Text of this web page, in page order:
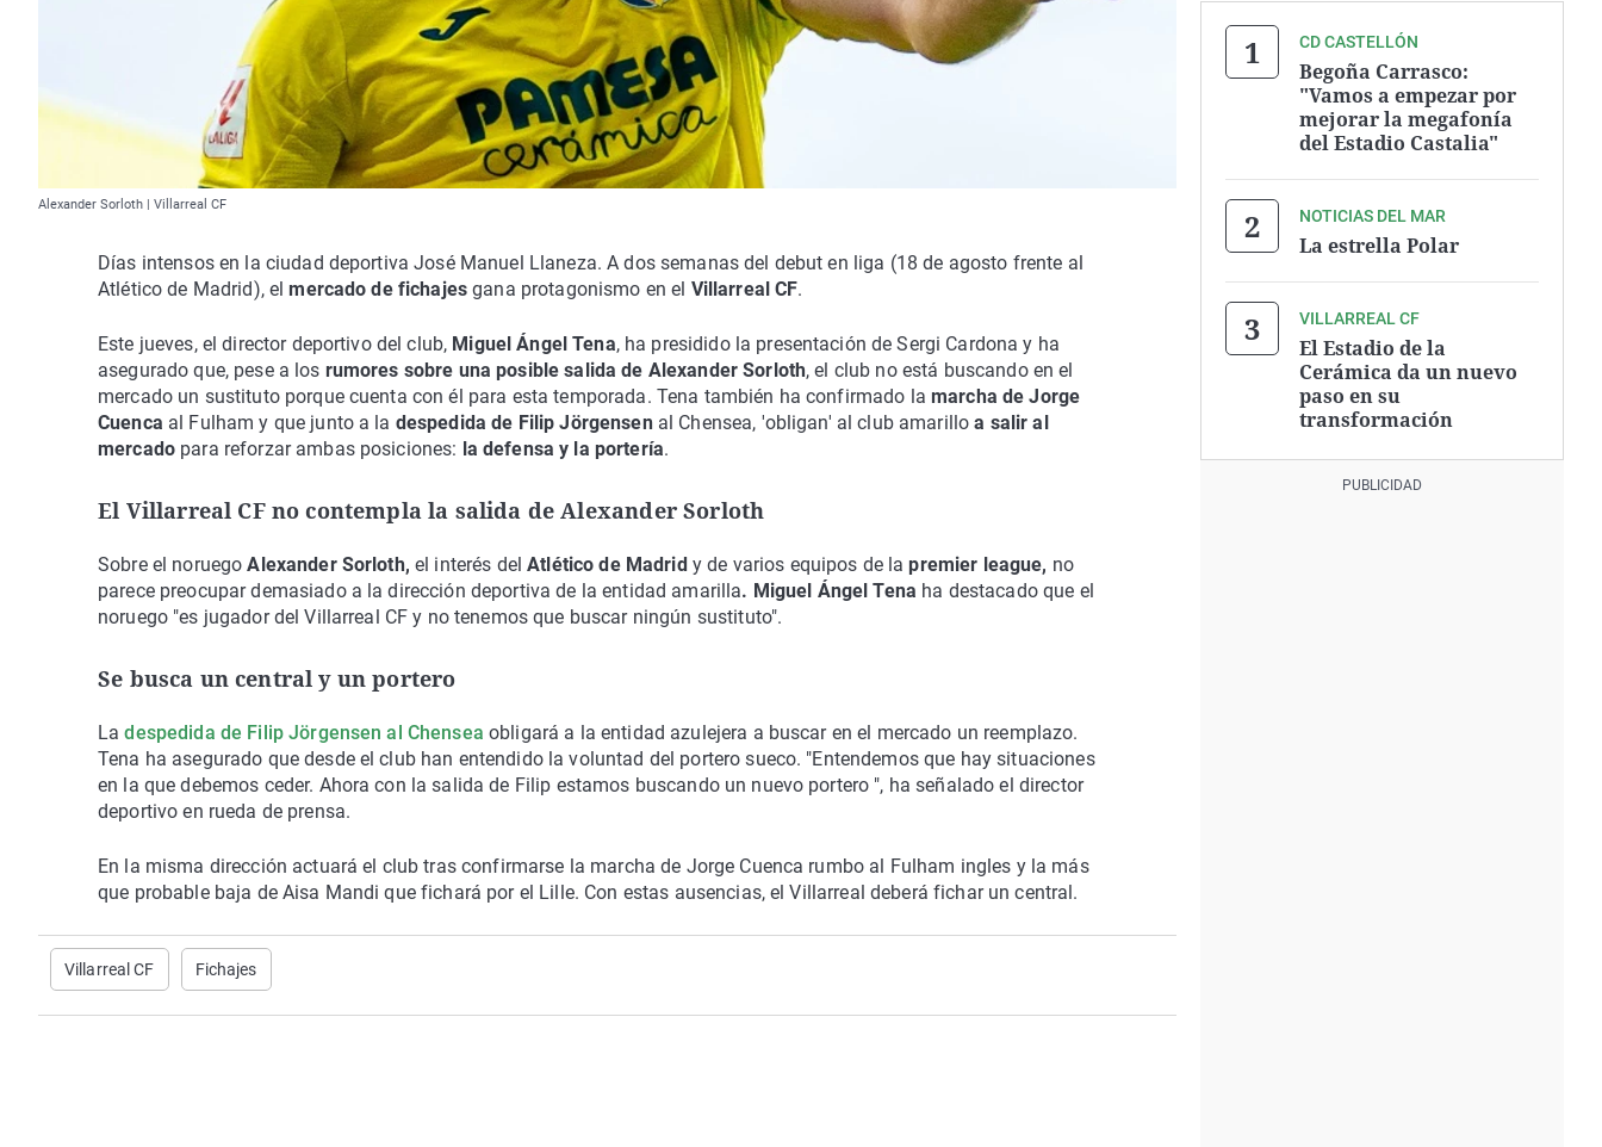
Alexander Sorloth | Villarreal CF
Días intensos en la ciudad deportiva José Manuel Llaneza. A dos semanas del debut en liga (18 de agosto frente al
Atlético de Madrid), el mercado de fichajes gana protagonismo en el Villarreal CF.
Este jueves, el director deportivo del club, Miguel Ángel Tena, ha presidido la presentación de Sergi Cardona y ha
asegurado que, pese a los rumores sobre una posible salida de Alexander Sorloth, el club no está buscando en el
mercado un sustituto porque cuenta con él para esta temporada. Tena también ha confirmado lamarcha de Jorge
Cuenca al Fulham y que junto a la despedida de Filip Jörgensen al Chensea, 'obligan' al club amarillo a salir al
mercadopara reforzar ambas posiciones: la defensa y la portería.
El Villarreal CF no contempla la salida de Alexander Sorloth
Sobre el noruegoAlexander Sorloth,el interés delAtlético de Madrid y de varios equipos de la premier league, no
parece preocupar demasiado a la dirección deportiva de la entidad amarilla. Miguel Ángel Tena ha destacado que el
noruego "es jugador del Villarreal CF y no tenemos que buscar ningún sustituto".
Se busca un central y un portero
Ladespedida de Filip Jörgensen al Chensea obligará a la entidad azulejera a buscar en el mercado un reemplazo.
Tena ha asegurado que desde el club han entendido la voluntad del portero sueco. "Entendemos que hay situaciones
en la que debemos ceder. Ahora con la salida de Filip estamos buscando un nuevo portero ", ha señalado el director
deportivo en rueda de prensa.
En la misma dirección actuará el club tras confirmarse la marcha de Jorge Cuenca rumbo al Fulham ingles y la más
que probable baja de Aisa Mandi que fichará por el Lille. Con estas ausencias, el Villarreal deberá fichar un central.
Villarreal CF Fichajes
CD CASTELLÓN
Begoña Carrasco:
"Vamos a empezar por
mejorar la megafonía
del Estadio Castalia"
NOTICIAS DEL MAR
La estrella Polar
VILLARREAL CF
El Estadio de la
Cerámica da un nuevo
paso en su
transformación